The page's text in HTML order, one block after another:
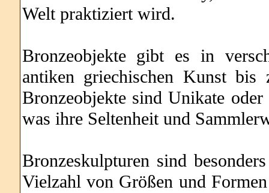
Welt praktiziert wird.
Bronzeobjekte gibt es in
antiken griechischen Kunst bis
Bronzeobjekte sind Unikate
was ihre Seltenheit und
Bronzeskulpturen sind
Vielzahl von Größen und